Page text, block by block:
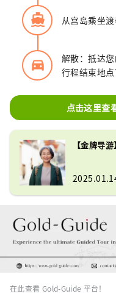
directions_boat 从宫岛乘坐渡
directions_car_filled
解散：抵达您
行程结束地点
点击这里查
【金牌导
在此查看 Gold-Guide 平台！